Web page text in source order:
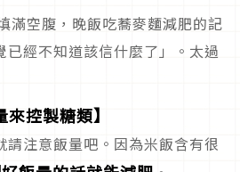
滿空腹，晚飯吃蕎麥麵減肥的記
已經不知道該信什麼了」。太過
來控製糖類】
請注意飯量吧。因為米飯含有很